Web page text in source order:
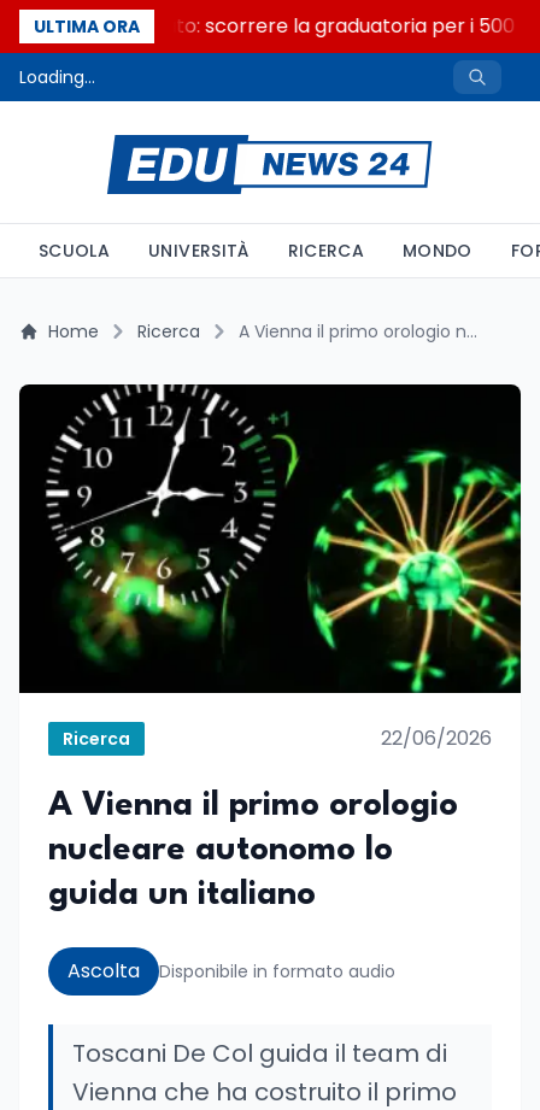
ULTIMA ORA
Consiglio di Stato: scorrere la graduatoria per i 500
Loading...
SCUOLA UNIVERSITÀ RICERCA MONDO
Home Ricerca A Vienna il primo orologio nucleare autonomo lo guida un italiano
Ricerca 22/06/2026
A Vienna il primo orologio
nucleare autonomo lo
guida un italiano
Ascolta Disponibile in formato audio
Toscani De Col guida il team di
Vienna che ha costruito il primo